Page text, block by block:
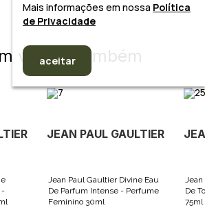
viu, viu também
-
JEAN PAUL GAULTIER
Jean Paul Gaultier Divine Eau
De Parfum Intense - Perfume
Feminino 30ml
Jean
De
75ml
Mais informações em nossa Política
de Privacidade
aceitar